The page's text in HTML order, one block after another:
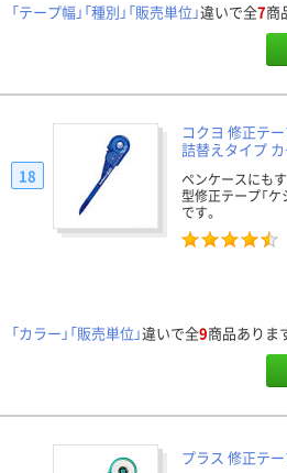
「テープ幅」「種別」「販売単位」違いで全7商
コクヨ 修正テー
詰替えタイプ
ペンケースにも
型修正テープ「
です。
18
「カラー」「販売単位」違いで全9商品ありま
プラス 修正テ